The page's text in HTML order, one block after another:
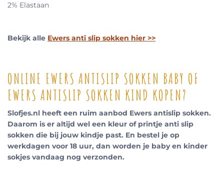
2% Elastaan
Bekijk alle Ewers anti slip sokken hier >>
ONLINE EWERS ANTISLIP SOKKEN BABY OF
EWERS ANTISLIP SOKKEN KIND KOPEN?
Slofjes.nl heeft een ruim aanbod Ewers antislip sokken.
Daarom is er altijd wel een kleur of printje anti slip
sokken die bij jouw kindje past. En bestel je op
werkdagen voor 18 uur, dan worden je baby en kinder
sokjes vandaag nog verzonden.